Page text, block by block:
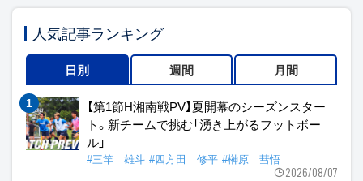
人気記事ランキング
日別 週間 月間
【第1節H湘南戦PV】夏開幕のシーズンスター
ト。新チームで挑む「湧き上がるフットボー
ル」
#三竿 雄斗 #四方田 修平 #榊原 彗悟
2026/08/07